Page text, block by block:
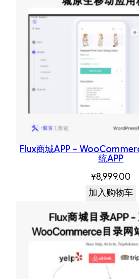
Flux商城APP –
统APP
¥8,999.00
加入购物车